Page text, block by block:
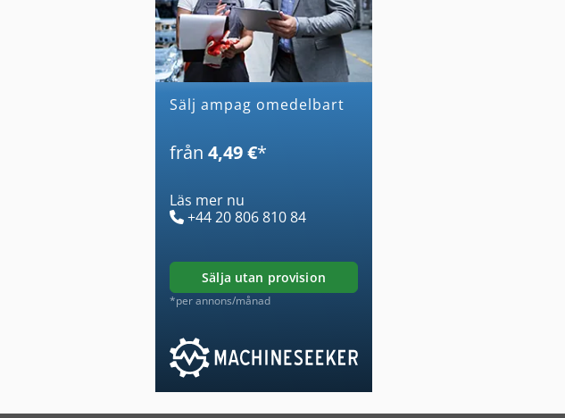
Sälj ampag omedelbart
från 4,49 €*
Läs mer nu
+44 20 806 810 84
sälja utan provision
*per annons/månad